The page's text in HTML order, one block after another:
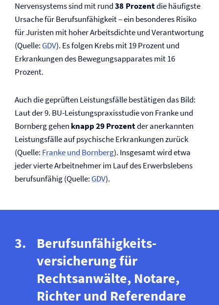
Nervensystems sind mit rund38 Prozentdie häufigste
Ursache für Berufs­unfähigkeit – ein besonderes Risiko
für Juristen mit hoher Arbeitsdichte und Verantwortung
(Quelle: GDV). Es folgen Krebs mit 19 Prozent und
Erkrankungen des Bewegungsapparates mit 16
Prozent.
Auch die geprüften Leistungsfälle bestätigen das Bild:
Laut der 9. BU-Leistungspraxisstudie von Franke und
Bornberg gehen knapp 29 Prozentder anerkannten
Leistungsfälle auf psychische Erkrankungen zurück
(Quelle: Franke und Bornberg). Insgesamt wird etwa
jeder vierte Arbeitnehmer im Lauf des Erwerbslebens
berufsunfähig (Quelle: GDV).
Berufs­unfähigkeits­
versicherung für
Rechtsanwälte, Notare,
Richter und Referendare